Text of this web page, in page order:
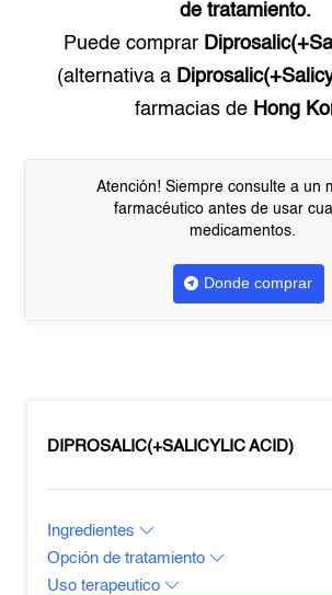
de tratamiento.
Puede comprar
(alternativa a
farmacias de Hong
Atención! Siempre consulte a un
farmacéutico antes de usar
medicamentos.
Donde comprar
DIPROSALIC(+SALICYLIC ACID)
Ingredientes
Opción de tratamiento
Uso terapeutico